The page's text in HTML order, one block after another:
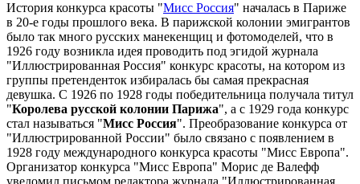
История конкурса красоты "Мисс Россия" началась в Париже
в 20-е годы прошлого века. В парижской колонии эмигрантов
было так много русских манекенщиц и фотомоделей, что в
1926 году возникла идея проводить под эгидой журнала
"Иллюстрированная Россия" конкурс красоты, на котором из
группы претенденток избиралась бы самая прекрасная
девушка. С 1926 по 1928 годы победительница получала титул
"Королева русской колонии Парижа", а с 1929 года конкурс
стал называться "Мисс Россия". Преобразование конкурса от
"Иллюстрированной России" было связано с появлением в
1928 году международного конкурса красоты "Мисс Европа".
Организатор конкурса "Мисс Европа" Морис де Валефф
уведомил письмом редактора журнала "Иллюстрированная